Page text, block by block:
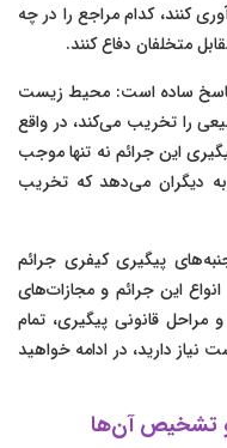
کنند، کدام مراجع را در چه
متخلفان دفاع کنند.
پاسخ ساده است: محیط زیست
را تخریب می‌کند، در واقع
این جرائم نه تنها موجب
به دیگران می‌دهد که تخریب
پیگیری کیفری جرائم
این جرائم و مجازات‌های
قانونی پیگیری، تمام
دارید، در ادامه خواهید
و تشخیص آن‌ها